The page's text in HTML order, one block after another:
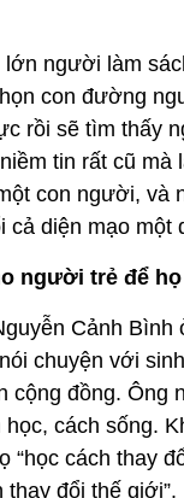
lớn người làm
con đường
rồi sẽ tìm thấy
tin rất cũ mà
con người, và
cả diện mạo một
người trẻ để
Cảnh Bình
chuyện với
cộng đồng. Ông
cách sống.
“học cách thay
đổi thế giới”.